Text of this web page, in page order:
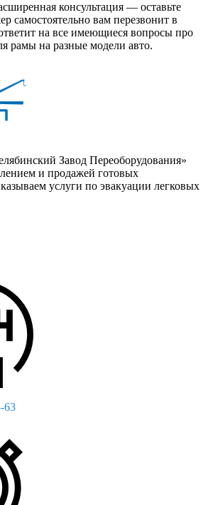
консультация — оставьте
самостоятельно вам перезвонит в
на все имеющиеся вопросы про
рамы на разные модели авто.
Завод Переоборудования»
и продажей готовых
услуги по эвакуации легковых
63